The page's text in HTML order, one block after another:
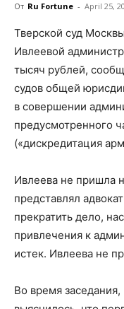
От Ru Fortune - April 25,
Тверской суд
Ивлеевой
тысяч рублей,
судов общей
в совершении
предусмотренного
(«дискредитация
Ивлеева не пришла
представлял
прекратить дело,
привлечения к
истек. Ивлеева не
Во время